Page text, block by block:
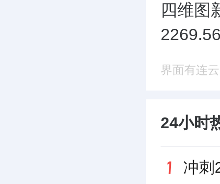
四维图
界面有连云
24小时